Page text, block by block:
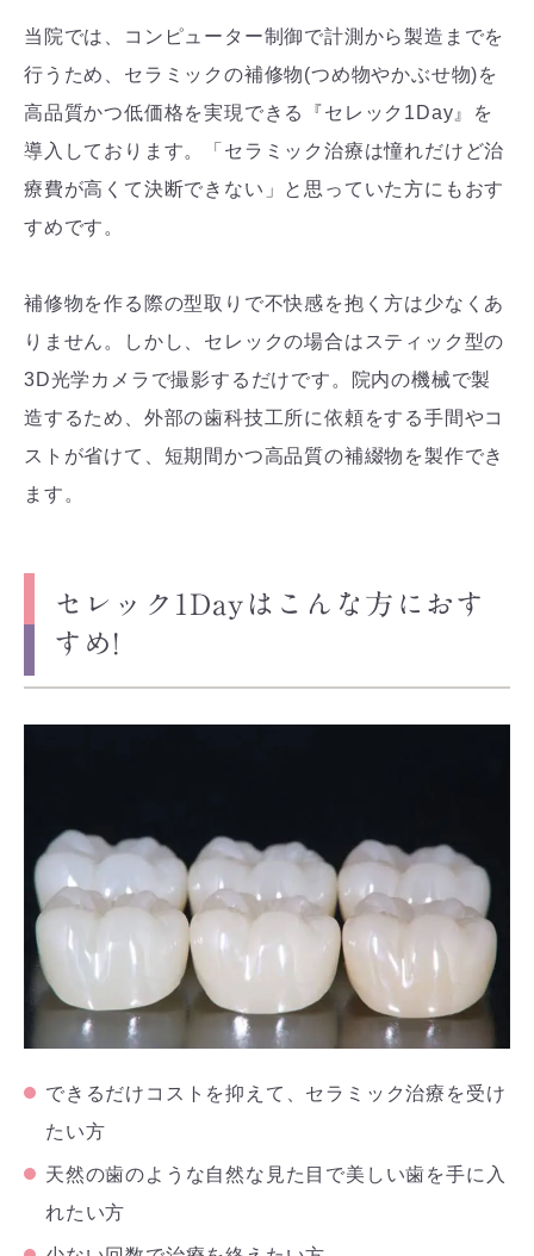
当院では、コンピューター制御で計測から製造までを
行うため、セラミックの補修物(つめ物やかぶせ物)を
高品質かつ低価格を実現できる『セレック1Day』を
導入しております。「セラミック治療は憧れだけど治
療費が高くて決断できない」と思っていた方にもおす
すめです。
補修物を作る際の型取りで不快感を抱く方は少なくあ
りません。しかし、セレックの場合はスティック型の
3D光学カメラで撮影するだけです。院内の機械で製
造するため、外部の歯科技工所に依頼をする手間やコ
ストが省けて、短期間かつ高品質の補綴物を製作でき
ます。
セレック1Dayはこんな方におす
すめ!
できるだけコストを抑えて、セラミック治療を受け
たい方
天然の歯のような自然な見た目で美しい歯を手に入
れたい方